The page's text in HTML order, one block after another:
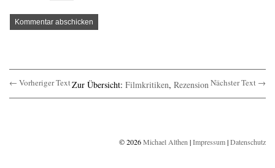
← Vorheriger TextZur Übersicht: Filmkritiken, RezensionNächster Text →
© 2026Michael Althen |Impressum|Datenschutz